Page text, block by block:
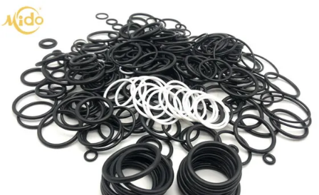
DEMANDE
DE
SOUMISSION
VIDEOS
PLAN